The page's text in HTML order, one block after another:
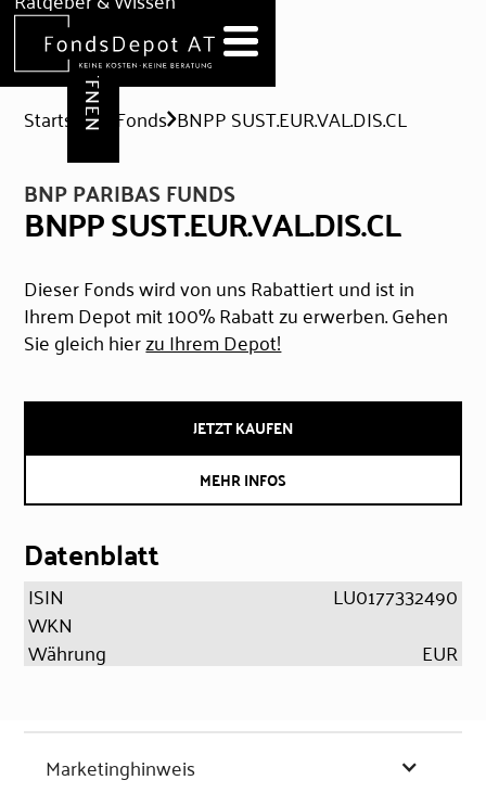
Hilfe & Formulare
DEPOT ERÖFFNEN
Startseite Fonds BNPP SUST.EUR.VAL.DIS.CL
BNP PARIBAS FUNDS
BNPP SUST.EUR.VAL.DIS.CL
Dieser Fonds wird von uns Rabattiert und ist in
Ihrem Depot mit 100% Rabatt zu erwerben. Gehen
Sie gleich hierzu Ihrem Depot!
JETZT KAUFEN
MEHR INFOS
Datenblatt
ISIN
LU0177332490
WKN
Währung
EUR
Marketinghinweis